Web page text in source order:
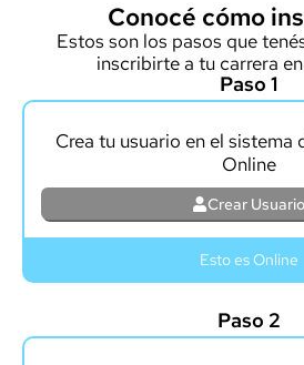
Conocé cómo
Estos son los pasos que
inscribirte a tu carrera
Paso 1
Paso 2
Crea tu usuario en el sistema
Online
Crear Usuario
Esto es Online